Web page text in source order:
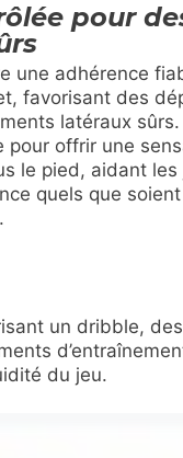
pour
une adhérence
favorisant des
latéraux sûrs.
pour offrir une
le pied, aidant les
quels que
un dribble,
du jeu.